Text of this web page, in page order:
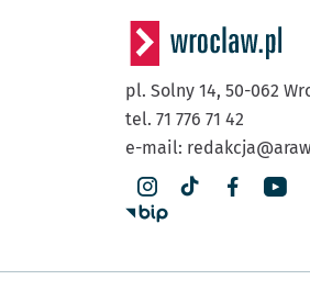
pl. Solny 14, 50-062
tel. 71 776 71 42
e-mail: